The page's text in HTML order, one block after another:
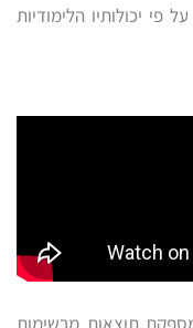
פי יכולותיו הלימודיות
תוצאות מרשימות